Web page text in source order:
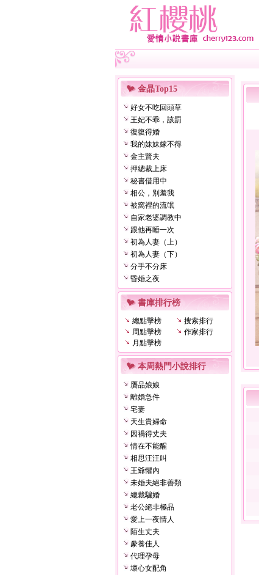
金晶Top15
好女不吃回頭草
王妃不乖，該罰
復復得婚
我的妹妹嫁不得
金主賢夫
押總裁上床
秘書借用中
相公，別羞我
被窩裡的流氓
自家老婆調教中
跟他再睡一次
初為人妻（上）
初為人妻（下）
分手不分床
昏婚之夜
書庫排行榜
總點擊榜
搜索排行
周點擊榜
作家排行
月點擊榜
本周熱門小說排行
贗品娘娘
離婚急件
宅妻
天生貴婦命
因禍得丈夫
情在不能醒
相思汪汪叫
王爺懼內
未婚夫絕非善類
總裁騙婚
老公絕非極品
愛上一夜情人
陌生丈夫
豢養佳人
代理孕母
壞心女配角